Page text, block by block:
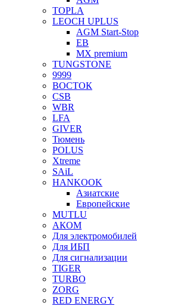
TOPLA
LEOCH UPLUS
AGM Start-Stop
EB
MX premium
TUNGSTONE
9999
ВОСТОК
CSB
WBR
LFA
GIVER
Тюмень
POLUS
Xtreme
SAiL
HANKOOK
Азиатские
Европейские
MUTLU
АКОМ
Для электромобилей
Для ИБП
Для сигнализации
TIGER
TURBO
ZORG
RED ENERGY